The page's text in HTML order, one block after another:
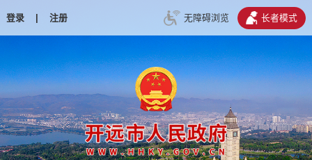
登录 | 注册 无障碍浏览 长者模式